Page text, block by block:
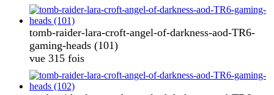
tomb-raider-lara-croft-angel-of-darkness-aod-TR6-
gaming-heads (101)
vue 315 fois